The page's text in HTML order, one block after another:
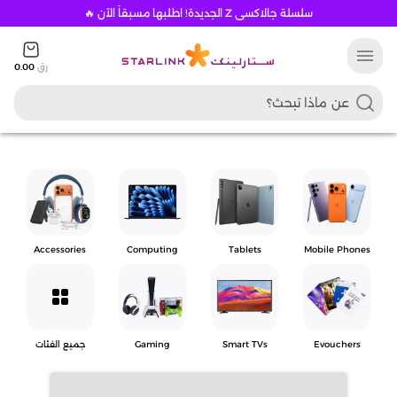
سلسلة جالاكسي Z الجديدة! اطلبها مسبقاً الآن 🔥
menu رق 0.00
Mobile Phones
Tablets
Computing
Accessories
Evouchers
Smart TVs
Gaming
grid_view
جميع الفئات